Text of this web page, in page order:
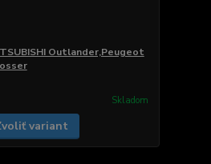
Outlander,Peugeot
Skladom
variant